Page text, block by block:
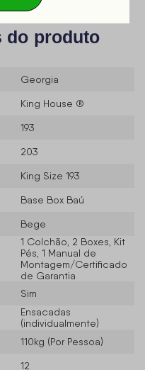
do produto
Georgia
King House ®
193
203
King Size 193
Base Box Baú
Bege
1 Colchão, 2 Boxes, Kit
Pés, 1 Manual de
Montagem/Certificado
de Garantia
Sim
Ensacadas
(individualmente)
110kg (Por Pessoa)
12